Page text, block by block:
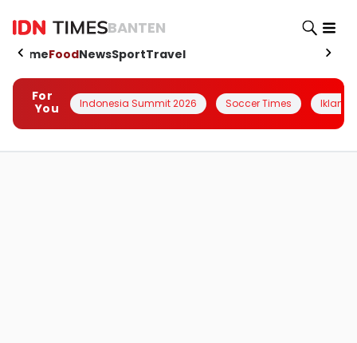
BANTEN
HomeFoodNewsSportTravel
For
You
Indonesia Summit 2026 Soccer Times Iklanin